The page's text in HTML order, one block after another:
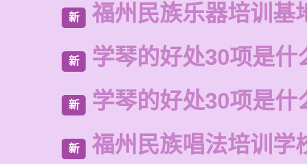
新 福州民族乐器培训基
新 学琴的好处30项是什
新 学琴的好处30项是什
新 福州民族唱法培训学